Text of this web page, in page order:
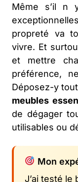
Même s’il n
propreté va
vivre. Et
et mettre
préférence,
Déposez-y
meubles
de dégager
utilisables ou
Mon
J’ai testé le